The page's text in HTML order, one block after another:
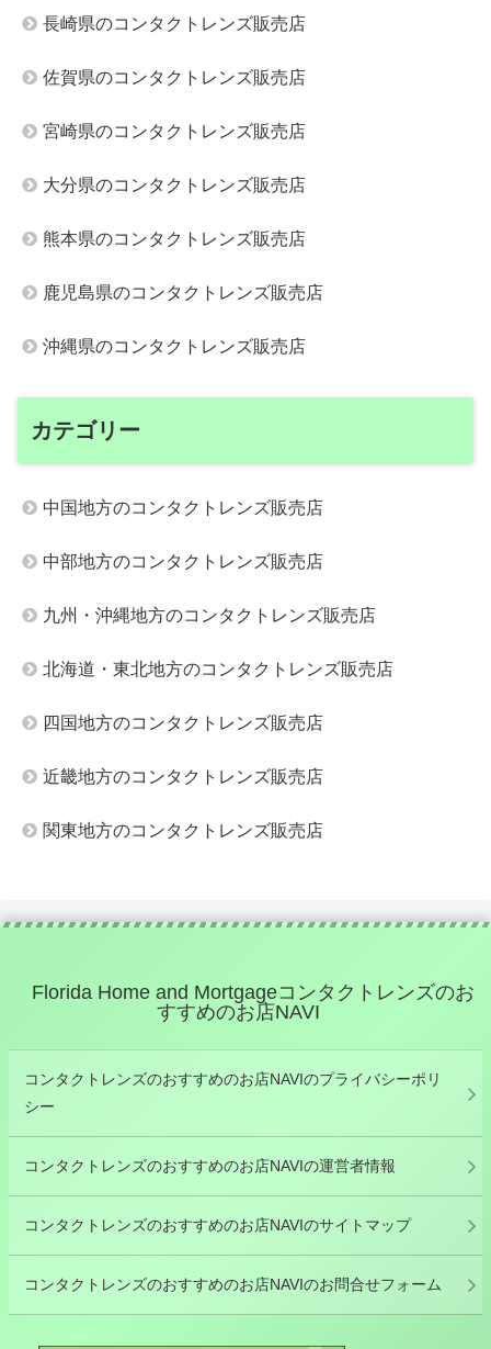
長崎県のコンタクトレンズ販売店
佐賀県のコンタクトレンズ販売店
宮崎県のコンタクトレンズ販売店
大分県のコンタクトレンズ販売店
熊本県のコンタクトレンズ販売店
鹿児島県のコンタクトレンズ販売店
沖縄県のコンタクトレンズ販売店
カテゴリー
中国地方のコンタクトレンズ販売店
中部地方のコンタクトレンズ販売店
九州・沖縄地方のコンタクトレンズ販売店
北海道・東北地方のコンタクトレンズ販売店
四国地方のコンタクトレンズ販売店
近畿地方のコンタクトレンズ販売店
関東地方のコンタクトレンズ販売店
Florida Home and Mortgageコンタクトレンズのお
すすめのお店NAVI
コンタクトレンズのおすすめのお店NAVIのプライバシーポリ
シー
コンタクトレンズのおすすめのお店NAVIの運営者情報
コンタクトレンズのおすすめのお店NAVIのサイトマップ
コンタクトレンズのおすすめのお店NAVIのお問合せフォーム